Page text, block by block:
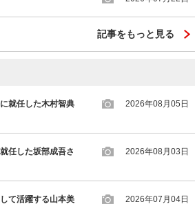
記事をもっと見る
就任した木村智典
2026年08月05日
任した坂部成吾さ
2026年08月03日
て活躍する山本美
2026年07月04日